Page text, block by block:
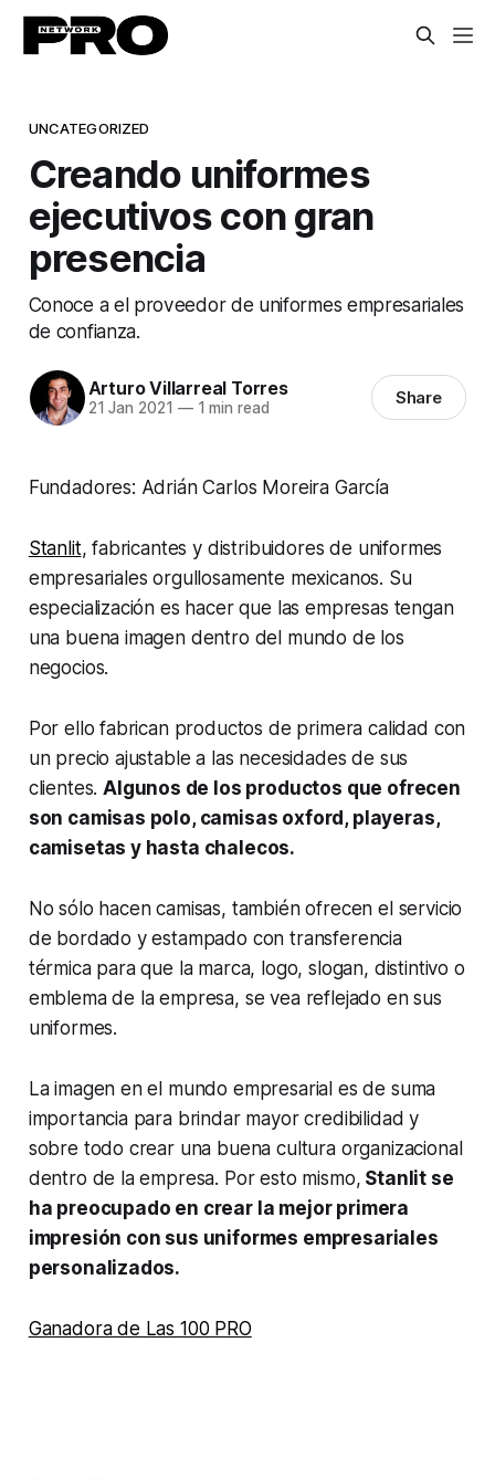
UNCATEGORIZED
Creando uniformes
ejecutivos con gran
presencia
Conoce a el proveedor de uniformes empresariales
de confianza.
Arturo Villarreal Torres
21 Jan 2021 —1 min read Share
Fundadores: Adrián Carlos Moreira García
Stanlit, fabricantes y distribuidores de uniformes
empresariales orgullosamente mexicanos. Su
especialización es hacer que las empresas tengan
una buena imagen dentro del mundo de los
negocios.
Por ello fabrican productos de primera calidad con
un precio ajustable a las necesidades de sus
clientes.Algunos de los productos que ofrecen
son camisas polo, camisas oxford, playeras,
camisetas y hasta chalecos.
No sólo hacen camisas, también ofrecen el servicio
de bordado y estampado con transferencia
térmica para que la marca, logo, slogan, distintivo o
emblema de la empresa, se vea reflejado en sus
uniformes.
La imagen en el mundo empresarial es de suma
importancia para brindar mayor credibilidad y
sobre todo crear una buena cultura organizacional
dentro de la empresa. Por esto mismo, Stanlit se
ha preocupado en crear la mejor primera
impresión con sus uniformes empresariales
personalizados.
Ganadora de Las 100 PRO